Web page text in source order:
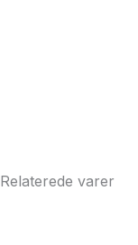
Relaterede varer